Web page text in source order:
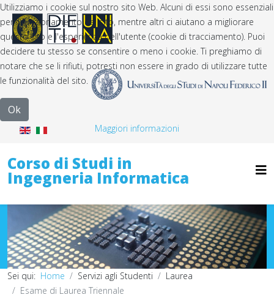
Corso di Studi in
Ingegneria Informatica
Sei qui: Home Servizi agli Studenti
Laurea
Esame di Laurea Triennale
Utilizziamo i cookie sul nostro sito Web. Alcuni di essi sono essenziali
per il funzionamento del sito, mentre altri ci aiutano a migliorare
questo sito e l'esperienza dell'utente (cookie di tracciamento). Puoi
decidere tu stesso se consentire o meno i cookie. Ti preghiamo di
notare che se li rifiuti, potresti non essere in grado di utilizzare tutte
le funzionalità del sito.
Ok
Maggiori informazioni